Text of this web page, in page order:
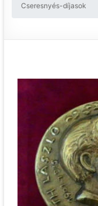
Cseresnyés-díjasok